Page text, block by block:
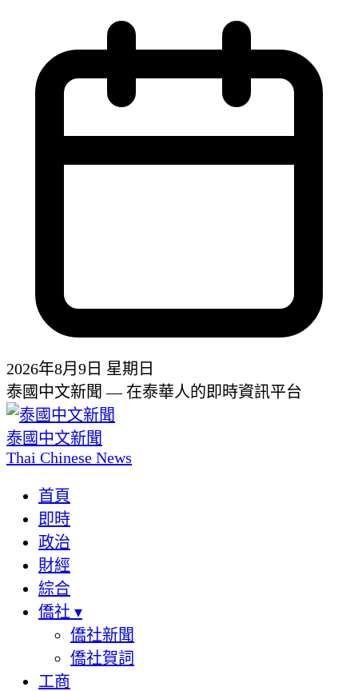
2026年8月9日 星期日
泰國中文新聞 — 在泰華人的即時資訊平台
泰國中文新聞
Thai Chinese News
首頁
即時
政治
財經
綜合
僑社 ▾
僑社新聞
僑社賀詞
工商